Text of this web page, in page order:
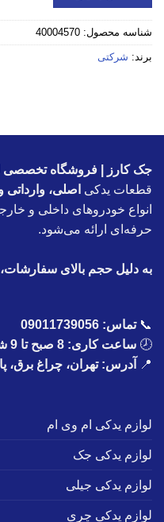
شناسه محصول: 40004570
برند: شرکتی
جک کارز | فروشگاه تخصصی
قطعات یدکی اصلی،
انواع خودروهای داخلی و
حرفه‌ای ارائه می‌شود.
به دلیل حجم بالای
📞تماس: 09011739056
🕗 ساعت کاری: 8 صبح تا 9 شب
📍
آدرس: تهران، چراغ برق،
لوازم یدکی ام وی ام
لوازم یدکی جک
لوازم یدکی جیلی
لوازم یدکی چری